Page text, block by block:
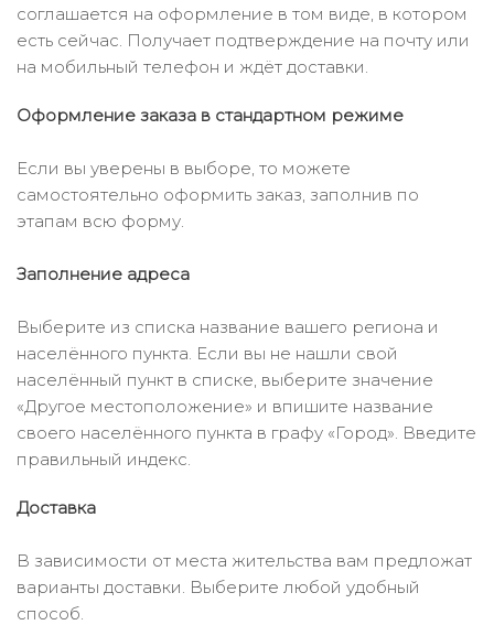
соглашается на оформление в том виде, в котором
есть сейчас. Получает подтверждение на почту или
на мобильный телефон и ждёт доставки.
Оформление заказа в стандартном режиме
Если вы уверены в выборе, то можете
самостоятельно оформить заказ, заполнив по
этапам всю форму.
Заполнение адреса
Выберите из списка название вашего региона и
населённого пункта. Если вы не нашли свой
населённый пункт в списке, выберите значение
«Другое местоположение» и впишите название
своего населённого пункта в графу «Город». Введите
правильный индекс.
Доставка
В зависимости от места жительства вам предложат
варианты доставки. Выберите любой удобный
способ.